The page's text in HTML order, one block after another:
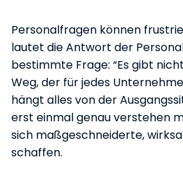
Personalfragen können
lautet die Antwort der
bestimmte Frage: “Es gibt
Weg, der für jedes
hängt alles von der
erst einmal genau verstehen
sich maßgeschneiderte,
schaffen.